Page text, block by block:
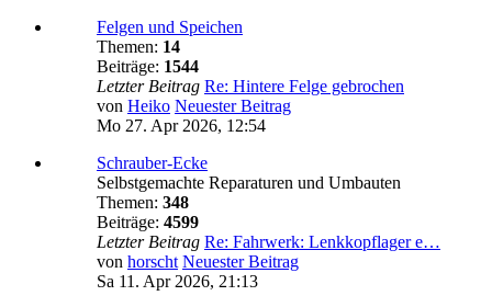
Felgen und Speichen
Themen: 14
Beiträge: 1544
Letzter Beitrag Re: Hintere Felge gebrochen
von Heiko Neuester Beitrag
Mo 27. Apr 2026, 12:54
Schrauber-Ecke
Selbstgemachte Reparaturen und Umbauten
Themen: 348
Beiträge: 4599
Letzter Beitrag Re: Fahrwerk: Lenkkopflager e…
von horscht Neuester Beitrag
Sa 11. Apr 2026, 21:13